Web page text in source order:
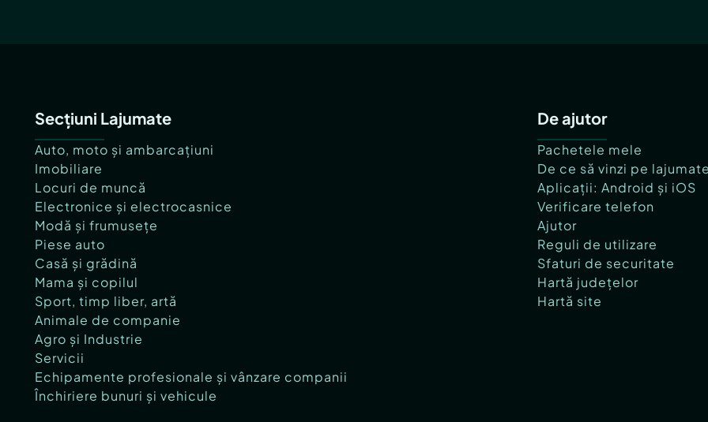
Secțiuni Lajumate
Auto, moto și ambarcațiuni
Imobiliare
Locuri de muncă
Electronice și electrocasnice
Modă și frumusețe
Piese auto
Casă și grădină
Mama și copilul
Sport, timp liber, artă
Animale de companie
Agro și Industrie
Servicii
Echipamente profesionale și vânzare companii
Închiriere bunuri și vehicule
De ajutor
Pachetele mele
De ce să vinzi pe
Aplicații: Android și iOS
Verificare telefon
Ajutor
Reguli de utilizare
Sfaturi de securitate
Hartă județelor
Hartă site